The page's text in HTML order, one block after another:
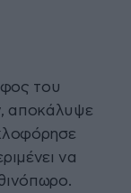
του
αποκάλυψε
να